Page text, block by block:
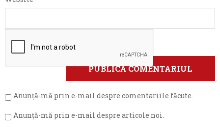
Anunță-mă prin e-mail despre comentariile făcute.
Anunță-mă prin e-mail despre articole noi.